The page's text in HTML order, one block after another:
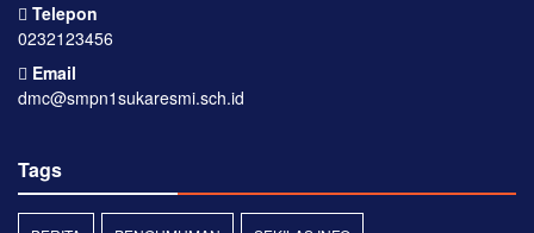
Telepon
0232123456
Email
dmc@smpn1sukaresmi.sch.id
Tags